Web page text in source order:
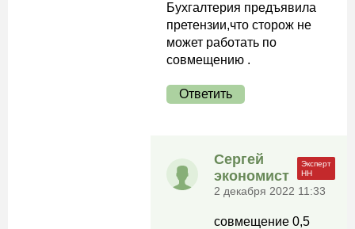
Бухгалтерия предъявила
претензии,что сторож не
может работать по
совмещению .
Ответить
Сергей
экономист
2 декабря 2022 11:33
совмещение 0,5